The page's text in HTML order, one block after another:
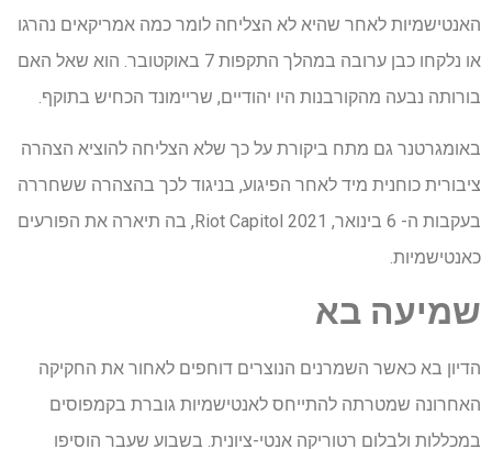
האנטישמיות לאחר שהיא לא הצליחה לומר כמה אמריקאים נהרגו
או נלקחו כבן ערובה במהלך התקפות 7 באוקטובר. הוא שאל האם
בורותה נבעה מהקורבנות היו יהודיים, שריימונד הכחיש בתוקף.
באומגרטנר גם מתח ביקורת על כך שלא הצליחה להוציא הצהרה
ציבורית כוחנית מיד לאחר הפיגוע, בניגוד לכך בהצהרה ששחררה
בעקבות ה- 6 בינואר, 2021 Riot Capitol, בה תיארה את הפורעים
כאנטישמיות.
שמיעה בא
הדיון בא כאשר השמרנים הנוצרים דוחפים לאחור את החקיקה
האחרונה שמטרתה להתייחס לאנטישמיות גוברת בקמפוסים
במכללות ולבלום רטוריקה אנטי-ציונית. בשבוע שעבר הוסיפו